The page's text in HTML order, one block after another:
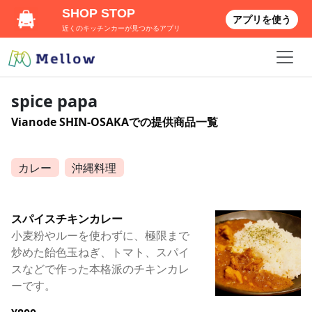
spice papa
Vianode SHIN-OSAKAでの提供商品一覧
カレー 沖縄料理
スパイスチキンカレー
小麦粉やルーを使わずに、極限まで
炒めた飴色玉ねぎ、トマト、スパイ
スなどで作った本格派のチキンカレ
ーです。
SHOP STOP
近くのキッチンカーが見つかるアプリ
アプリを使う